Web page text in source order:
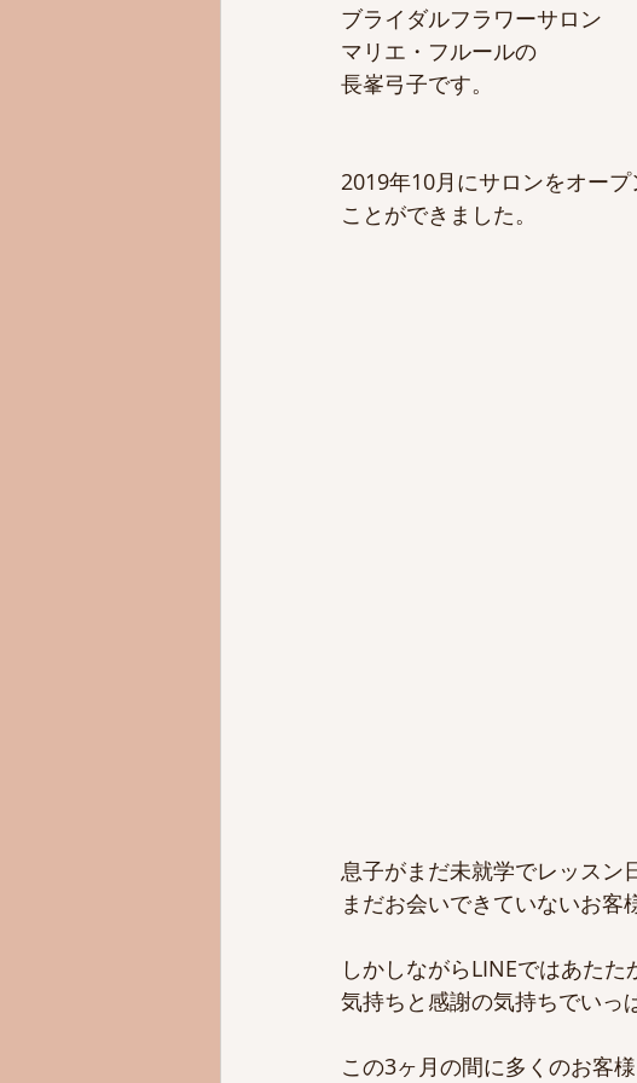
ブライダルフラワーサロン
マリエ・フルールの
長峯弓子です。
2019年10月にサロンをオー
ことができました。
息子がまだ未就学でレッスン
まだお会いできていないお客
しかしながらLINEではあた
気持ちと感謝の気持ちでいっ
この3ヶ月の間に多くのお客